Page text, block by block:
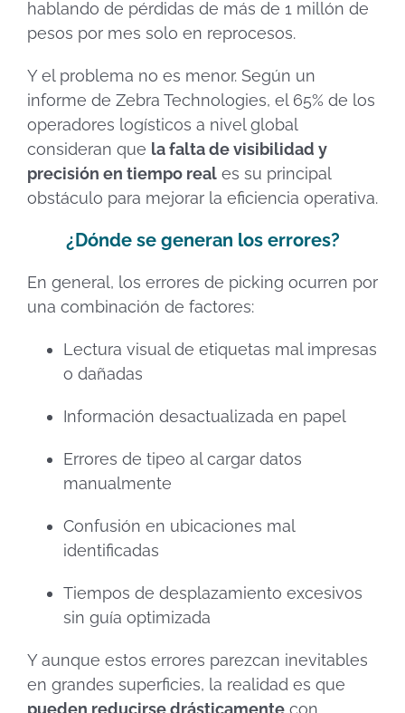
hablando de pérdidas de más de 1 millón de
pesos por mes solo en reprocesos.
Y el problema no es menor. Según un
informe de Zebra Technologies, el 65% de los
operadores logísticos a nivel global
consideran que la falta de visibilidad y
precisión en tiempo real es su principal
obstáculo para mejorar la eficiencia operativa.
¿Dónde se generan los errores?
En general, los errores de picking ocurren por
una combinación de factores:
Lectura visual de etiquetas mal impresas
o dañadas
Información desactualizada en papel
Errores de tipeo al cargar datos
manualmente
Confusión en ubicaciones mal
identificadas
Tiempos de desplazamiento excesivos
sin guía optimizada
Y aunque estos errores parezcan inevitables
en grandes superficies, la realidad es que
pueden reducirse drásticamente con